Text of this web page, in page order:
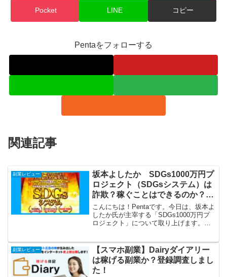
Pocket LINE コピー
Pentaをフォローする
関連記事
副業レビュー
坂本よしたか SDGs1000万円プ
ロジェクト（SDGsシステム）は
詐欺？稼ぐことはできるのか？口
コミや評判は？
こんにちは！Pentaです。今日は、坂本よ
したか氏が主宰する「SDGs1000万円プ
ロジェクト」について取り上げます。副
ーです。稼ぎながら社会に貢献できるの
はど...
副業レビュー
【スマホ副業】Dairyダイアリー
は稼げる副業か？登録調査しまし
た！